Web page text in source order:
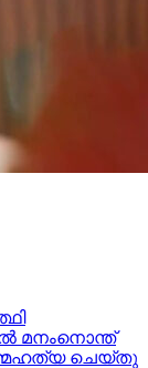
മനംനൊന്ത്
ചെയ്തു